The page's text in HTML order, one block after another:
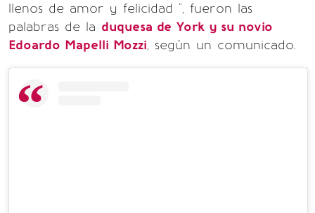
llenos de amor y felicidad ", fueron las
palabras de la duquesa de York y su novio
Edoardo Mapelli Mozzi⁣, según un comunicado.